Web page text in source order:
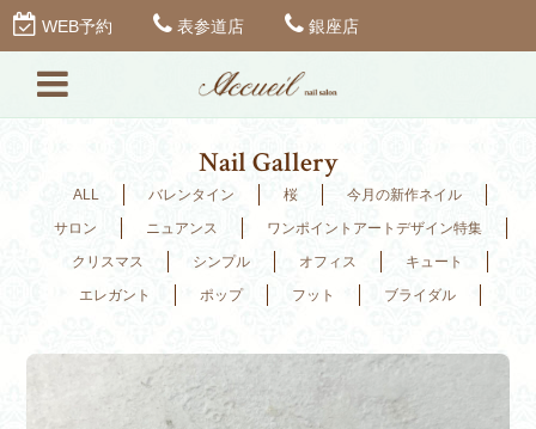
WEB予約 表参道店 銀座店
Nail Gallery
ALL バレンタイン 桜
今月の新作ネイル
サロン
ニュアンス
ワンポイントアートデザイン特集
クリスマス
シンプル オフィス
キュート
エレガント
ポップ フット ブライダル